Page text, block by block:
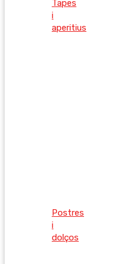
Tapes
i
aperitius
Postres
i
dolços